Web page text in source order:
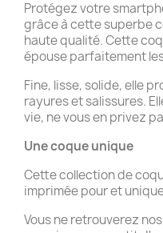
Protégez votre
grâce à cette superbe
haute qualité. Cette
épouse parfaitement
Fine, lisse, solide, elle
rayures et salissures.
vie, ne vous en privez
Une coque unique
Cette collection de
imprimée pour et
Vous ne retrouverez